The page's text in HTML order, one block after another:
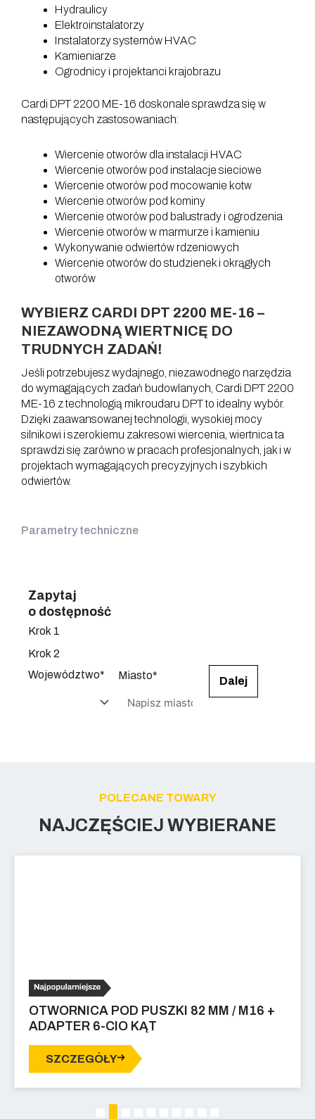
Hydraulicy
Elektroinstalatorzy
Instalatorzy systemów HVAC
Kamieniarze
Ogrodnicy i projektanci krajobrazu
Cardi DPT 2200 ME-16 doskonale sprawdza się w
następujących zastosowaniach:
Wiercenie otworów dla instalacji HVAC
Wiercenie otworów pod instalacje sieciowe
Wiercenie otworów pod mocowanie kotw
Wiercenie otworów pod kominy
Wiercenie otworów pod balustrady i ogrodzenia
Wiercenie otworów w marmurze i kamieniu
Wykonywanie odwiertów rdzeniowych
Wiercenie otworów do studzienek i okrągłych
otworów
WYBIERZ CARDI DPT 2200 ME-16 –
NIEZAWODNĄ WIERTNICĘ DO
TRUDNYCH ZADAŃ!
Jeśli potrzebujesz wydajnego, niezawodnego narzędzia
do wymagających zadań budowlanych, Cardi DPT 2200
ME-16 z technologią mikroudaru DPT to idealny wybór.
Dzięki zaawansowanej technologii, wysokiej mocy
silnikowi i szerokiemu zakresowi wiercenia, wiertnica ta
sprawdzi się zarówno w pracach profesjonalnych, jak i w
projektach wymagających precyzyjnych i szybkich
odwiertów.
Parametry techniczne
Zapytaj
o dostępność
Krok 1
Krok 2
Województwo*
Miasto* Dalej
POLECANE TOWARY
NAJCZĘŚCIEJ WYBIERANE
OTWORNICA POD PUSZKI 82 MM / M16 +
ADAPTER 6-CIO KĄT
SZCZEGÓŁY